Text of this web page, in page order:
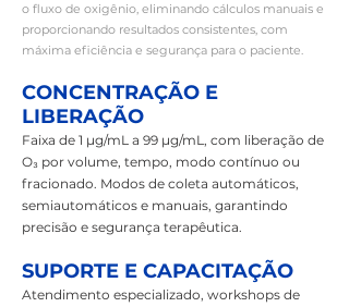
o fluxo de oxigênio, eliminando cálculos manuais e
proporcionando resultados consistentes, com
máxima eficiência e segurança para o paciente.
CONCENTRAÇÃO E
LIBERAÇÃO
Faixa de 1 µg/mL a 99 µg/mL, com liberação de
O₃ por volume, tempo, modo contínuo ou
fracionado. Modos de coleta automáticos,
semiautomáticos e manuais, garantindo
precisão e segurança terapêutica.
SUPORTE E CAPACITAÇÃO
Atendimento especializado, workshops de